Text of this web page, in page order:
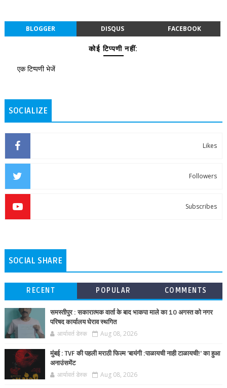
BLOGGER DISQUS FACEBOOK
कोई टिप्पणी नहीं:
एक टिप्पणी भेजें
SOCIALIZE
Likes
Followers
Subscribes
SOCIAL SHARE
RECENT POPULAR COMMENTS
समस्तीपुर : सकारात्मक वार्ता के बाद भाकपा माले का 10 अगस्त को नगर
परिषद कार्यालय घेराव स्थगित
आर्यावर्त डेस्क Aug 08, 2026
मुंबई : TVF की पहली मराठी फिल्म 'बायंगी :पाळायची नाही टाळायची!' का हुआ
अनाउंसमेंट
आर्यावर्त डेस्क Aug 08, 2026